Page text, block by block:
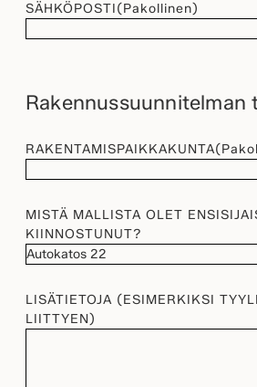
SÄHKÖPOSTI(Pakollinen)
Rakennussuunnitelman
RAKENTAMISPAIKKAKUNTA
MISTÄ MALLISTA OLET
KIINNOSTUNUT?
LISÄTIETOJA (ESIMERKIKSI
LIITTYEN)